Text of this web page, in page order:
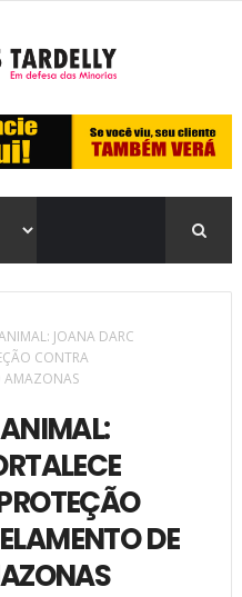
JOANA DARC
CONTRA
AMAZONAS
DE